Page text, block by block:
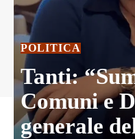
POLITICA
Tanti:
Comuni e
generale